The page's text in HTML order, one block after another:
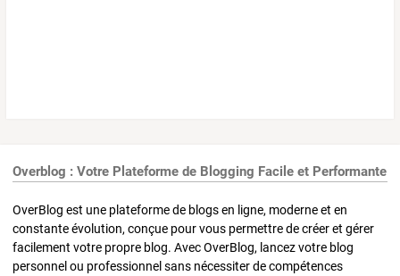
Overblog : Votre Plateforme de Blogging Facile et Performante
OverBlog est une plateforme de blogs en ligne, moderne et en
constante évolution, conçue pour vous permettre de créer et gérer
facilement votre propre blog. Avec OverBlog, lancez votre blog
personnel ou professionnel sans nécessiter de compétences